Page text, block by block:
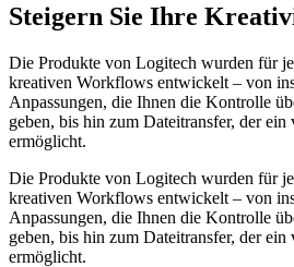
Steigern Sie Ihre
Die Produkte von Logitech wurden für
kreativen Workflows entwickelt – von
Anpassungen, die Ihnen die Kontrolle
geben, bis hin zum Dateitransfer, der
ermöglicht.
Die Produkte von Logitech wurden für
kreativen Workflows entwickelt – von
Anpassungen, die Ihnen die Kontrolle
geben, bis hin zum Dateitransfer, der
ermöglicht.